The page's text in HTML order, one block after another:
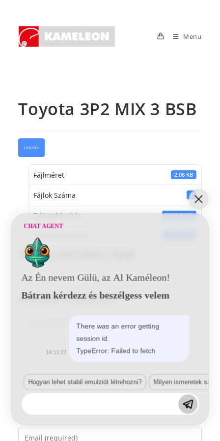
content
Menu
Toyota 3P2 MIX 3 BSB
Letöltés
Fájlméret 2.08 KB
Fájlok Száma 1
Dátumkészítés 2016-06-22
Utoljára frissített
Toyota 3P2 MIX 3 BSB
Vélemény, hozzászólás?
your
name
Enter
CHAT AGENT
Az Én nevem Gülü, az AI Kaméleon!
Bátran kérdezz és beszélgess velem
There was an error getting
session id.
TypeError: Failed to fetch
14:11:27
Hogyan lehet stabil emulziót létrehozni? Milyen ismeretek